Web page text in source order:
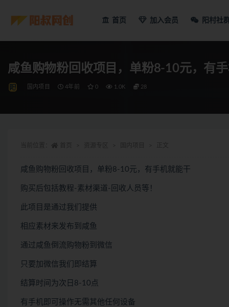
首页 加入会员 阳村社
咸鱼购物粉回收项目，单粉8-10元，有
国内项目 4年前 0 1.0K 28
咸鱼购物粉回收项目，单粉8-10元，有手机就能干
购买后包括教程-素材渠道-回收人员等！
此项目是通过我们提供
相应素材来发布到咸鱼
通过咸鱼倒流购物粉到微信
只要加微信我们即结算
结算时间为次日8-10点
有手机即可操作无需其他任何设备